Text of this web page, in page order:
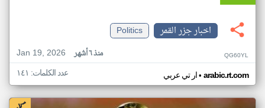
اخبار جزر القمر
Politics
Jan 19, 2026
منذ ٦ أشهر QG60YL
ار تي عربي• arabic.rt.com عدد الكلمات: ١٤١